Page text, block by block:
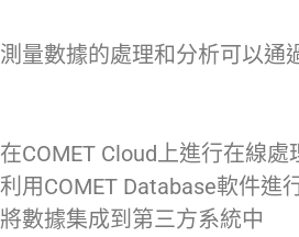
測量數據的處理和分析可以通
在COMET Cloud上進行在線處
利用COMET Database軟件進
將數據集成到第三方系統中